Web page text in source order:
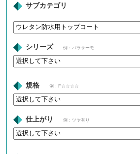
サブカテゴリ
シリーズ 例：パラサーモ
規格 例：F☆☆☆☆
仕上がり 例：ツヤ有り